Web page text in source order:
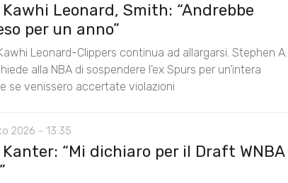
Kawhi Leonard, Smith: “Andrebbe
per un anno”
Leonard-Clippers continua ad allargarsi. Stephen A.
alla NBA di sospendere l’ex Spurs per un’intera
se venissero accertate violazioni
2026 - 13:35
Kanter: “Mi dichiaro per il Draft WNBA